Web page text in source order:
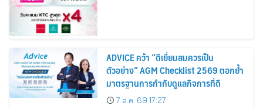
ADVICE คว้า “ดีเยี่ยมสมควรเป็น
ตัวอย่าง” AGM Checklist 2569 ตอกย้ำ
มาตรฐานการกำกับดูแลกิจการที่ดี
7 ส.ค. 69 17:27